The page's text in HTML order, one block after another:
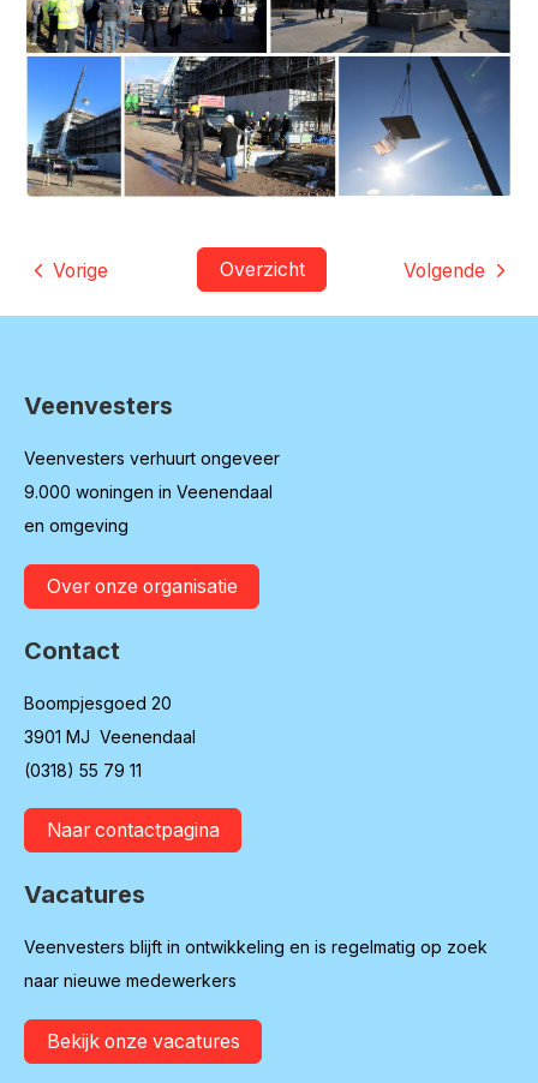
Volgende
Overzicht
Vorige
Contactinformatie
Veenvesters
Veenvesters verhuurt ongeveer
9.000 woningen in Veenendaal
en omgeving
Over onze organisatie
Contact
Boompjesgoed 20
3901 MJ Veenendaal
(0318) 55 79 11
Naar contactpagina
Vacatures
Veenvesters blijft in ontwikkeling en is regelmatig op zoek
naar nieuwe medewerkers
Bekijk onze vacatures